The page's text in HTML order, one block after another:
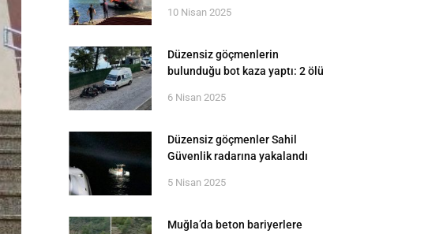
10 Nisan 2025
Düzensiz göçmenlerin
bulunduğu bot kaza yaptı: 2 ölü
6 Nisan 2025
Düzensiz göçmenler Sahil
Güvenlik radarına yakalandı
5 Nisan 2025
Muğla’da beton bariyerlere